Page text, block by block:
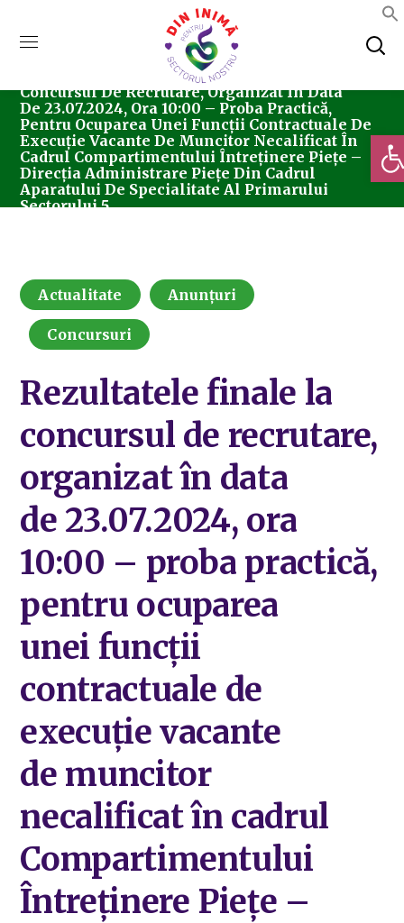
Rezultatele Finale La
Concursul De Recrutare, Organizat În Data
De 23.07.2024, Ora 10:00 – Proba Practică,
Pentru Ocuparea Unei Funcții Contractuale De
Execuție Vacante De Muncitor Necalificat În
Cadrul Compartimentului Întreținere Piețe –
Direcția Administrare Piețe Din Cadrul
Aparatului De Specialitate Al Primarului
Sectorului 5
Actualitate Anunțuri
Concursuri
Rezultatele finale la
concursul de recrutare,
organizat în data
de 23.07.2024, ora
10:00 – proba practică,
pentru ocuparea
unei funcții
contractuale de
execuție vacante
de muncitor
necalificat în cadrul
Compartimentului
Întreținere Piețe –